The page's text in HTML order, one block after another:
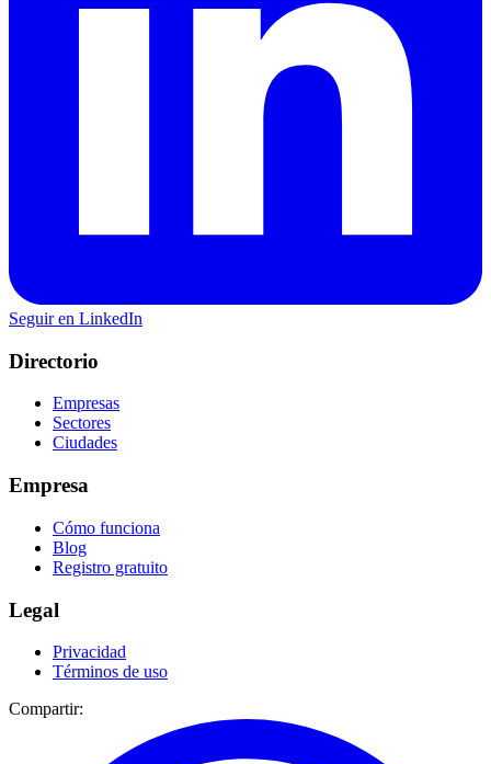
Seguir en LinkedIn
Directorio
Empresas
Sectores
Ciudades
Empresa
Cómo funciona
Blog
Registro gratuito
Legal
Privacidad
Términos de uso
Compartir: